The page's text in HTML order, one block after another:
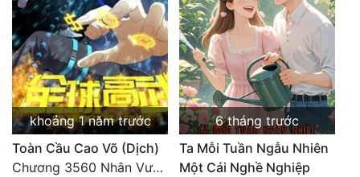
khoảng 1 năm trước
Toàn Cầu Cao Võ (Dịch)
Chương 3560 Nhân Vương trở về - END
6 tháng trước
Ta Mỗi Tuần Ngẫu Nhiên
Một Cái Nghề Nghiệp